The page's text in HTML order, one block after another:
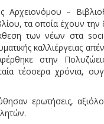
Αρχειονόμου –
τα οποία έχουν
των νέων στα
καλλιέργειας
στην
τέσσερα χρόνια,
ερωτήσεις,